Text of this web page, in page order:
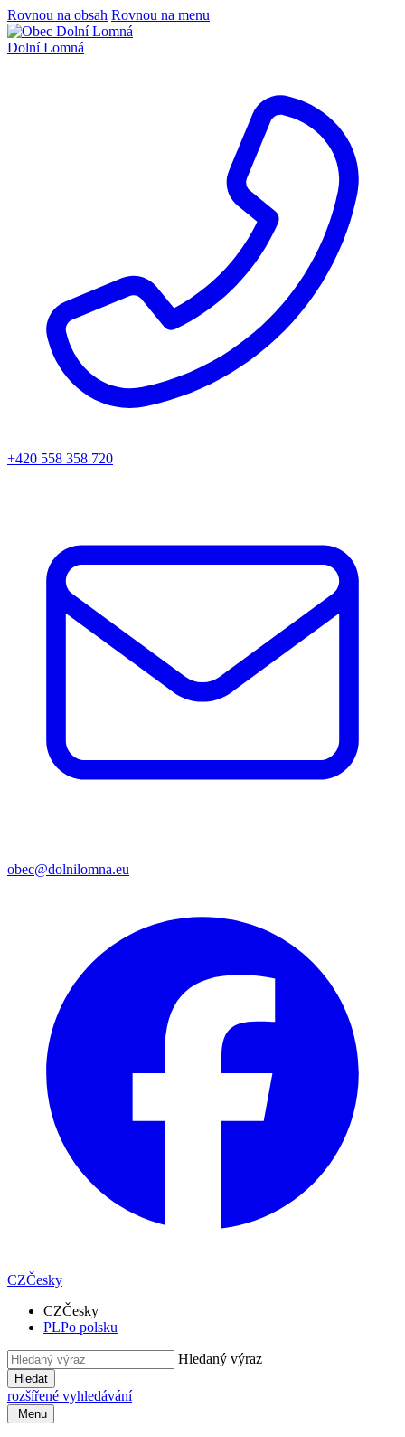
Rovnou na obsah Rovnou na menu
Dolní Lomná
+420 558 358 720
obec@dolnilomna.eu
CZČesky
CZČesky
PLPo polsku
Hledaný výraz
Hledat
rozšířené vyhledávání
Menu